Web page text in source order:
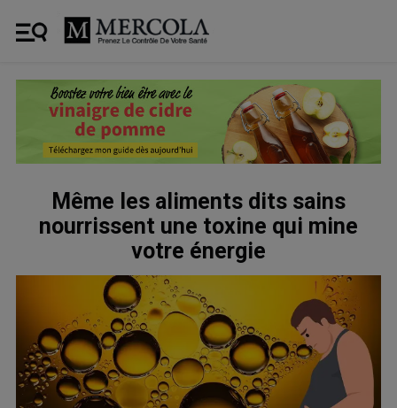
Même les aliments dits sains
nourrissent une toxine qui mine
votre énergie